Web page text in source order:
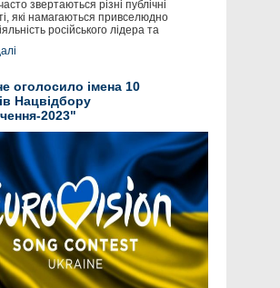
звертаються різні публічні
які намагаються привселюдно
російського лідера та
оголосило імена 10
Нацвідбору
2023"